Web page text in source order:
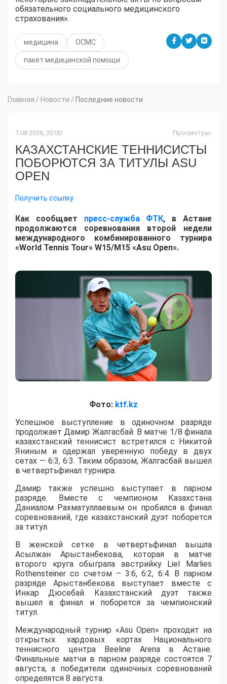
обязательного социального медицинского
страхования».
медицина ОСМС
пакет медицинской помощи
Главная / Новости / Последние новости
7.08.2026, 20:00 Просмотры:
КАЗАХСТАНСКИЕ ТЕННИСИСТЫ
ПОБОРЮТСЯ ЗА ТИТУЛЫ ASU
OPEN
Получить ссылку
Как сообщает пресс-служба ФТК, в Астане
продолжаются соревнования второй недели
международного комбинированного турнира
«World Tennis Tour» W15/M15 «Asu Open».
Фото: ktf.kz
Успешное выступление в одиночном разряде
продолжает Дамир Жалгасбай. В матче 1/8 финала
казахстанский теннисист встретился с Никитой
Яниным и одержал уверенную победу в двух
сетах — 6:3, 6:3. Таким образом, Жалгасбай вышел
в четвертьфинал турнира.
Дамир также успешно выступает в парном
разряде. Вместе с чемпионом Казахстана
Даниалом Рахматуллаевым он пробился в финал
соревнований, где казахстанский дуэт поборется
за титул.
В женской сетке в четвертьфинал вышла
Асылжан Арыстанбекова, которая в матче
второго круга обыграла австрийку Liel Marlies
Rothensteiner со счетом – 3:6, 6:2, 6:4. В парном
разряде Арыстанбекова выступает вместе с
Инкар Дюсебай. Казахстанский дуэт также
вышел в финал и поборется за чемпионский
титул.
Международный турнир «Asu Open» проходит на
открытых хардовых кортах Национального
теннисного центра Beeline Arena в Астане.
Финальные матчи в парном разряде состоятся 7
августа, а победители одиночных соревнований
определятся 8 августа.